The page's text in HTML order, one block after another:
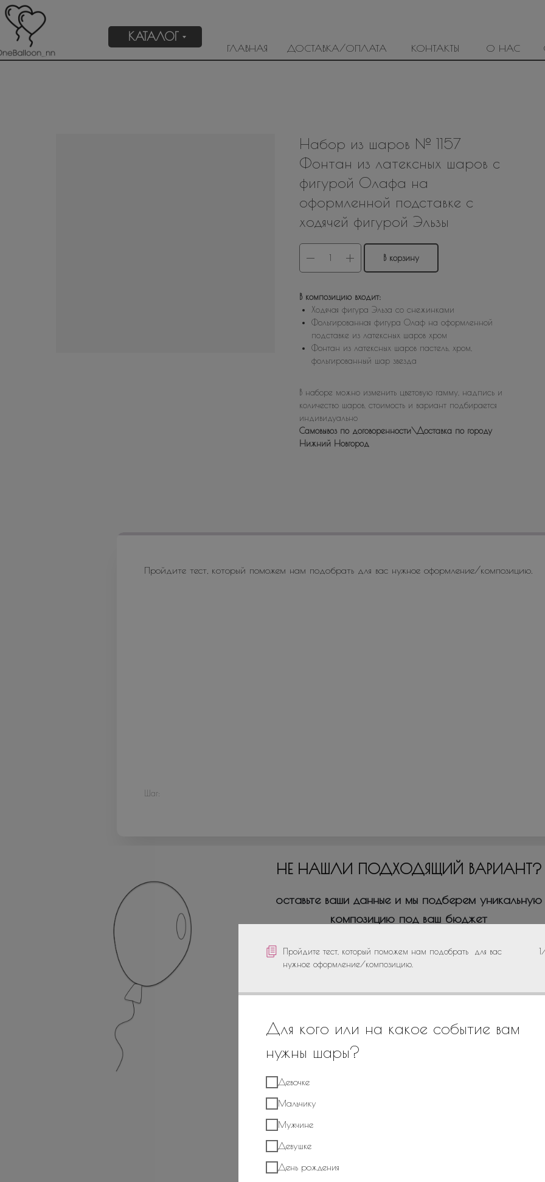
ДОСТАВКА/ОПЛАТА
ГЛАВНАЯ КОНТАКТЫ О НАС
КАТАЛОГ
Пройдите тест, который поможем нам подобрать для вас
нужное оформление/композицию.
Для кого или на какое событие вам
нужны шары?
Девочке
Мальчику
Мужчине
Девушке
День рождения
Набор из шаров № 1157
Фонтан из латексных шаров с
фигурой Олафа на
оформленной подставке с
ходячей фигурой Эльзы
В корзину
В композицию входит:
Ходячая фигура Эльза со снежинками
Фольгированная фигура Олаф на оформленной
подставке из латексных шаров хром
Фонтан из латексных шаров пастель, хром,
фольгированный шар звезда
В наборе можно изменить цветовую гамму, надпись и
количество шаров, стоимость и вариант подбирается
индивидуально
Самовывоз по договоренности\Доставка по городу
Нижний Новгород
Пройдите тест, который поможем нам подобрать для вас нужное оформление/композицию.
Шаг:
+7
*Отправляя сведения через электронную форму, Вы даете согласие на
обработку, сбор, хранение и передачу третьим лицам
представленной Вами информации на условиях
персональных данных
НЕ НАШЛИ ПОДХОДЯЩИЙ ВАРИАНТ?
оставьте ваши данные и мы подберем уникальную
композицию под ваш бюджет